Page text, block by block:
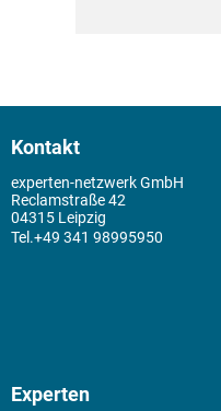
Kontakt
experten-netzwerk GmbH
Reclamstraße 42
04315 Leipzig
+49 341 98995950
Experten